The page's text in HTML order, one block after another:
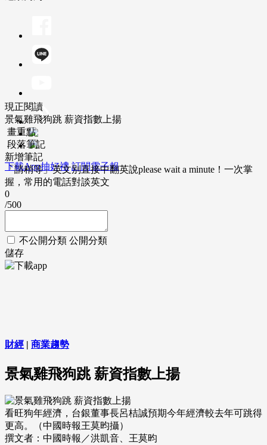
下載App抽好禮 訂閱電子報
現正閱讀
景氣雞飛狗跳 薪資指數上揚
畫重點
段落筆記
新增筆記
「請稍等」英文別直接中翻英說please wait a minute！一次掌
握，常用的電話對談英文
0
/500
不公開分類 公開分類
儲存
財經 | 商業趨勢
景氣雞飛狗跳 薪資指數上揚
看旺狗年經濟，台銀董事長呂桔誠預期今年經濟較去年可跳得
更高。（中國時報王莫昀攝）
撰文者：中國時報／洪凱音、王莫昀